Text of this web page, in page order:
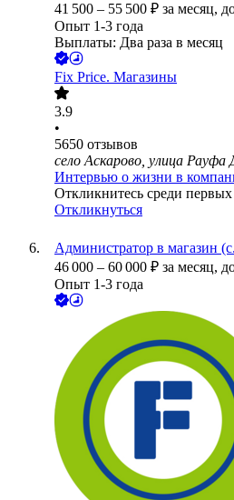
41 500 – 55 500 ₽ за месяц,
Опыт 1-3 года
Выплаты: Два раза в месяц
Fix Price. Магазины
3.9
•
5650 отзывов
село Аскарово, улица Рауфа
Интервью о жизни в
Откликнитесь среди первых
Откликнуться
Администратор в магазин
46 000 – 60 000 ₽ за месяц,
Опыт 1-3 года